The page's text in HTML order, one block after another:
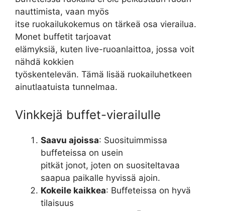
nauttimista, vaan myös
itse ruokailukokemus on tärkeä osa vierailua.
Monet buffetit tarjoavat
elämyksiä, kuten live-ruoanlaittoa, jossa voit
nähdä kokkien
työskentelevän. Tämä lisää ruokailuhetkeen
ainutlaatuista tunnelmaa.
Vinkkejä buffet-vierailulle
Saavu ajoissa: Suosituimmissa
buffeteissa on usein
pitkät jonot, joten on suositeltavaa
saapua paikalle hyvissä ajoin.
Kokeile kaikkea: Buffeteissa on hyvä
tilaisuus